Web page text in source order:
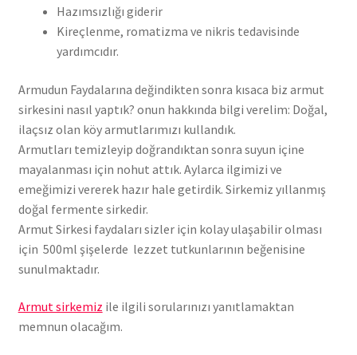
Hazımsızlığı giderir
Kireçlenme, romatizma ve nikris tedavisinde
yardımcıdır.
Armudun Faydalarına değindikten sonra kısaca biz armut
sirkesini nasıl yaptık? onun hakkında bilgi verelim: Doğal,
ilaçsız olan köy armutlarımızı kullandık.
Armutları temizleyip doğrandıktan sonra suyun içine
mayalanması için nohut attık. Aylarca ilgimizi ve
emeğimizi vererek hazır hale getirdik. Sirkemiz yıllanmış
doğal fermente sirkedir.
Armut Sirkesi faydaları sizler için kolay ulaşabilir olması
için 500ml şişelerde lezzet tutkunlarının beğenisine
sunulmaktadır.
Armut sirkemiz ile ilgili sorularınızı yanıtlamaktan
memnun olacağım.